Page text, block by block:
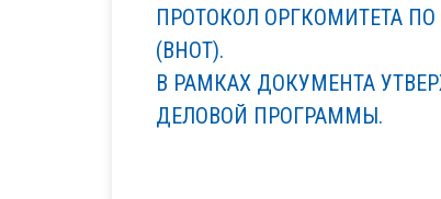
ПРОТОКОЛ ОРГКОМИТЕТА
(ВНОТ).
В РАМКАХ ДОКУМЕНТА
ДЕЛОВОЙ ПРОГРАММЫ.